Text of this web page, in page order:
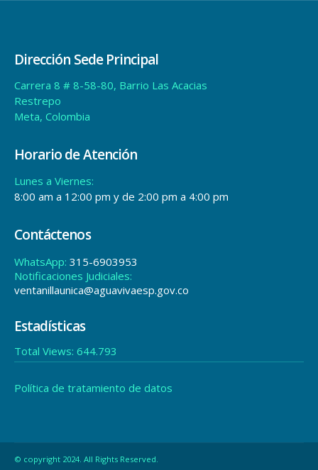
Dirección Sede Principal
Carrera 8 # 8-58-80, Barrio Las Acacias
Restrepo
Meta, Colombia
Horario de Atención
Lunes a Viernes:
8:00 am a 12:00 pm y de 2:00 pm a 4:00 pm
Contáctenos
WhatsApp: 315-6903953
Notificaciones Judiciales:
ventanillaunica@aguavivaesp.gov.co
Estadísticas
Total Views: 644.793
Política de tratamiento de datos
© copyright 2024. All Rights Reserved.